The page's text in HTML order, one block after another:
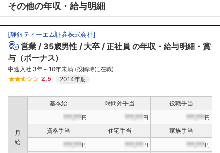
その他の年収・給与明細
[静銀ティーエム証券株式会社]
営業 35歳男性 大卒 正社員 の年収・給与明細・賞
与（ボーナス）
中途入社 3年～10年未満 (投稿時に在職)
2.5
2014年度
月
給
基本給 時間外手当
役職手当
???,???円 ???,???円 ???,???円
資格手当 住宅手当
家族手当
???,???円 ???,???円 ???,???円